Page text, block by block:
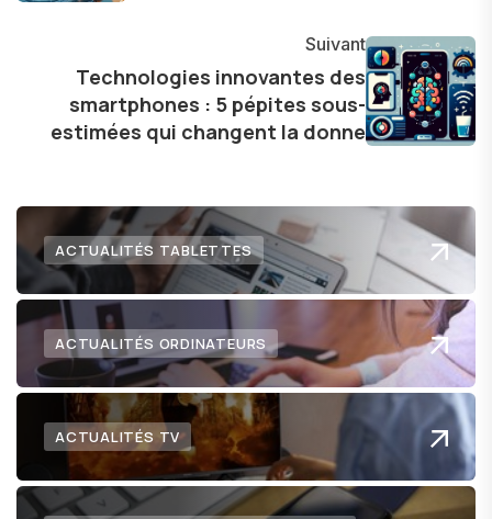
l'exploration constante des frontières de la
technologie me permet de présenter aux
lecteurs un aperçu captivant de ce que le futur
numérique nous réserve.
Suivant
Technologies innovantes des
smartphones : 5 pépites sous-
estimées qui changent la donne
ACTUALITÉS TABLETTES
ACTUALITÉS ORDINATEURS
ACTUALITÉS TV